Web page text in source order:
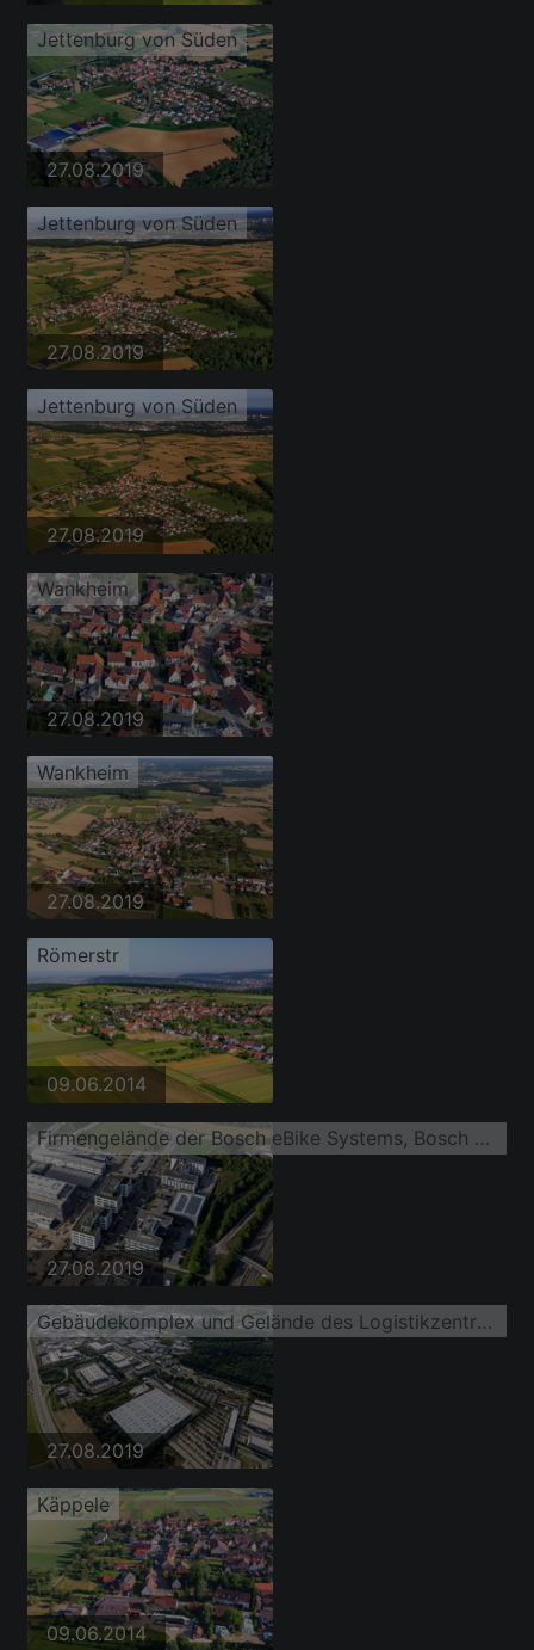
Jettenburg von Süden
27.08.2019
Jettenburg von Süden
27.08.2019
Jettenburg von Süden
27.08.2019
Wankheim
27.08.2019
Wankheim
27.08.2019
Römerstr
09.06.2014
Firmengelände der Bosch eBike Systems, Bosch Sensortec mit Hallen, Firmengebäuden und Produktionsstätten
27.08.2019
Gebäudekomplex und Gelände des Logistikzentrums Daimler AG LogistikCenter
27.08.2019
Käppele
09.06.2014